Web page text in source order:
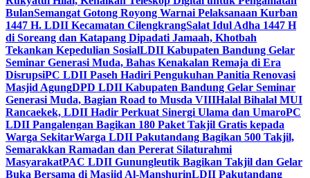
BulanSemangat Gotong Royong Warnai Pelaksanaan Kurban
1447 H. LDII Kecamatan CilengkrangSalat Idul Adha 1447 H
di Soreang dan Katapang Dipadati Jamaah, Khotbah
Tekankan Kepedulian SosialLDII Kabupaten Bandung Gelar
Seminar Generasi Muda, Bahas Kenakalan Remaja di Era
DisrupsiPC LDII Paseh Hadiri Pengukuhan Panitia Renovasi
Masjid AgungDPD LDII Kabupaten Bandung Gelar Seminar
Generasi Muda, Bagian Road to Musda VIIIHalal Bihalal MUI
Rancaekek, LDII Hadir Perkuat Sinergi Ulama dan UmaroPC
LDII Pangalengan Bagikan 180 Paket Takjil Gratis kepada
Warga SekitarWarga LDII Pakutandang Bagikan 500 Takjil,
Semarakkan Ramadan dan Pererat Silaturahmi
MasyarakatPAC LDII Gunungleutik Bagikan Takjil dan Gelar
Buka Bersama di Masjid Al-ManshurinLDII Pakutandang